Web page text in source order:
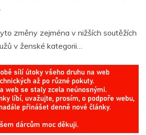
změny zejména v nižších soutěžích
v ženské kategorii…